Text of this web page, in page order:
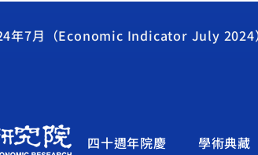
年7月（Economic Indicator July 2024）
四十週年院慶 學術典藏